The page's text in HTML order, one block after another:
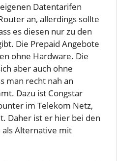
e
o
Datentarifen
an, allerdings sollte
es diesen nur zu den
Die Prepaid Angebote
ohne Hardware. Die
aber auch ohne
man recht nah an
Dazu ist Congstar
im Telekom Netz,
Daher ist er hier bei den
als Alternative mit